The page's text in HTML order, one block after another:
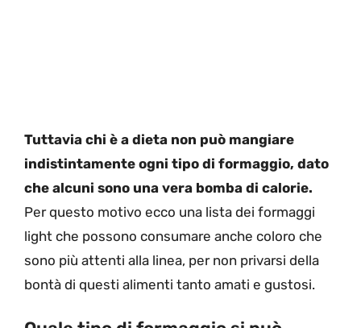
Tuttavia chi è a dieta non può mangiare
indistintamente ogni tipo di formaggio, dato
che alcuni sono una vera bomba di calorie.
Per questo motivo ecco una lista dei formaggi
light che possono consumare anche coloro che
sono più attenti alla linea, per non privarsi della
bontà di questi alimenti tanto amati e gustosi.